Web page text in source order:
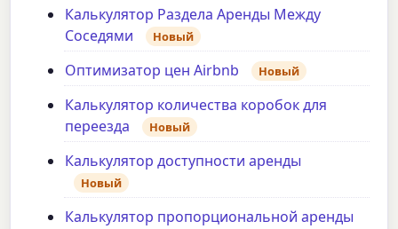
Калькулятор Раздела Аренды Между
Соседями
Новый
Оптимизатор цен Airbnb Новый
Калькулятор количества коробок для
переезда
Новый
Калькулятор доступности аренды
Новый
Калькулятор пропорциональной аренды